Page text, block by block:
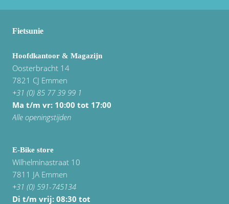
Fietsunie
Hoofdkantoor & Magazijn
Oosterbracht 14
7821 CJ Emmen
+31 (0) 85 77 39 99 1
Ma t/m vr: 10:00 tot 17:00
Alle openingstijden
E-Bike store
Wilhelminastraat 10
7811 JA Emmen
+31 (0) 591-745134
Di t/m vrij: 08:30 tot